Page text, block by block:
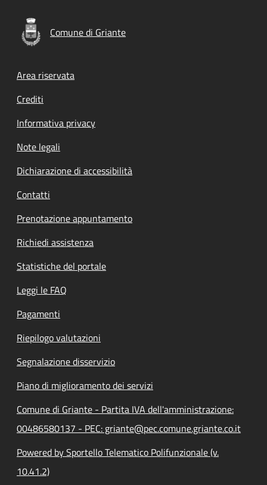
Comune di Griante
Footer menu
Area riservata
Crediti
Informativa privacy
Note legali
Dichiarazione di accessibilità
Contatti
Prenotazione appuntamento
Richiedi assistenza
Statistiche del portale
Leggi le FAQ
Pagamenti
Riepilogo valutazioni
Segnalazione disservizio
Piano di miglioramento dei servizi
Comune di Griante - Partita IVA dell'amministrazione:
00486580137 - PEC: griante@pec.comune.griante.co.it
Powered by Sportello Telematico Polifunzionale (v.
10.41.2)